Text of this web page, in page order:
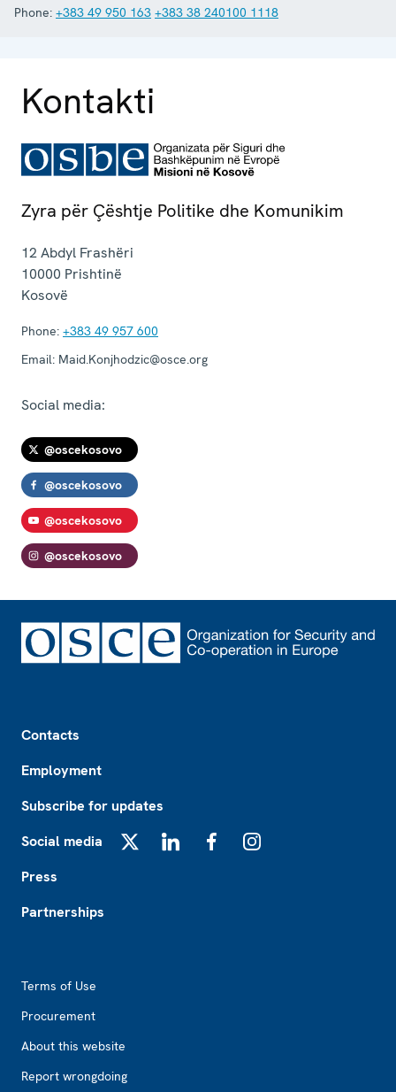
Phone: +383 49 950 163 +383 38 240100 1118
Kontakti
Zyra për Çështje Politike dhe Komunikim
12 Abdyl Frashëri
10000 Prishtinë
Kosovë
Phone: +383 49 957 600
Email: Maid.Konjhodzic@osce.org
Social media:
@oscekosovo
@oscekosovo
@oscekosovo
@oscekosovo
Contacts
Employment
Subscribe for updates
Social media
Press
Partnerships
Terms of Use
Procurement
About this website
Report wrongdoing